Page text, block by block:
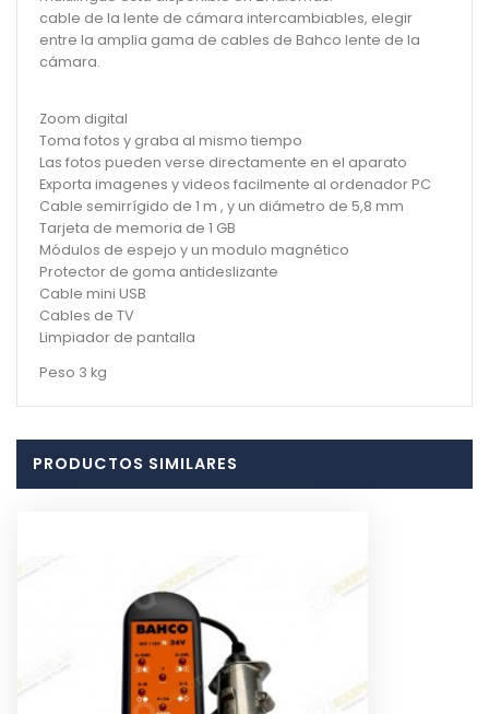
cable de la lente de cámara intercambiables, elegir
entre la amplia gama de cables de Bahco lente de la
cámara.
Zoom digital
Toma fotos y graba al mismo tiempo
Las fotos pueden verse directamente en el aparato
Exporta imagenes y videos facilmente al ordenador PC
Cable semirrígido de 1 m , y un diámetro de 5,8 mm
Tarjeta de memoria de 1 GB
Módulos de espejo y un modulo magnético
Protector de goma antideslizante
Cable mini USB
Cables de TV
Limpiador de pantalla
Peso 3 kg
PRODUCTOS SIMILARES